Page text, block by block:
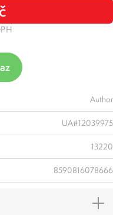
Author
UA#12039975
13220
8590816078666